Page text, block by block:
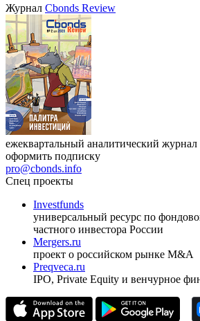
VIII международная конференция
Республики Узбекистан»
17.09.2026, Ташкент
ЖурналCbonds Review
ежеквартальный аналитический журнал
оформить подписку
pro@cbonds.info
Спец проекты
Investfunds
универсальный ресурс по
частного инвестора России
проект о российском рынке M&A
Preqveca.ru